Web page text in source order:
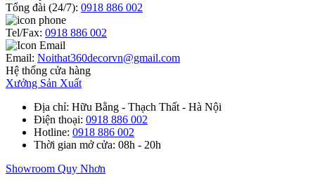
Tổng đài (24/7): 0918 886 002
Tel/Fax: 0918 886 002
Email: Noithat360decorvn@gmail.com
Hệ thống cửa hàng
Xưởng Sản Xuất
Địa chỉ: Hữu Bằng - Thạch Thất - Hà Nội
Điện thoại: 0918 886 002
Hotline: 0918 886 002
Thời gian mở cửa: 08h - 20h
Showroom Quy Nhơn